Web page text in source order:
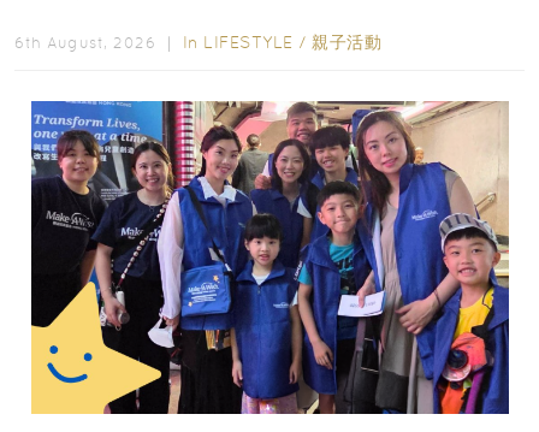
6th August, 2026 ｜ In LIFESTYLE / 親子活動